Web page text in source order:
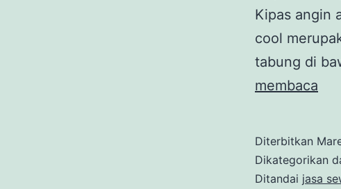
Kipas angin
cool
tabung di
membaca
Air
Diterbitkan
Dikategorikan
Ditandai jasa